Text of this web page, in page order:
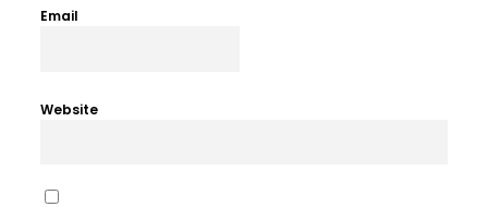
Email
Website